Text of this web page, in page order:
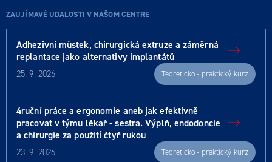
ZAUJÍMAVÉ UDALOSTI V NAŠOM CENTRE
Adhezivní můstek, chirurgická extruze a záměrná
replantace jako alternativy implantátů
25. 9. 2026 Teoreticko - praktický kurz
4ruční práce a ergonomie aneb jak efektivně
pracovat v týmu lékař - sestra. Výplň, endodoncie
a chirurgie za použití čtyř rukou
23. 9. 2026 Teoreticko - praktický kurz